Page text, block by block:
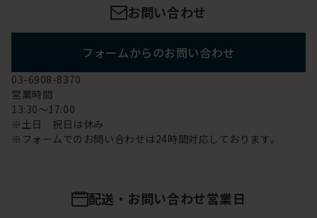
お問い合わせ
フォームからのお問い合わせ
03-6908-8370
営業時間
13:30～17:00
※土日 祝日は休み
※フォームでのお問い合わせは24時間対応しております。
配送・お問い合わせ営業日